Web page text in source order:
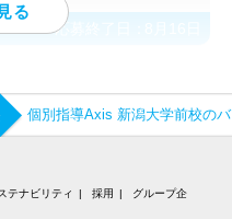
応募終了日：
個別指導Axis 新潟大学前校の
テナビリティ 採用
グループ企